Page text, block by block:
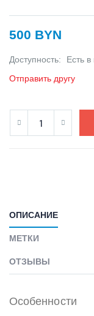
500 BYN
Доступность:
Есть
Отправить другу
ОПИСАНИЕ
МЕТКИ
ОТЗЫВЫ
Особенности